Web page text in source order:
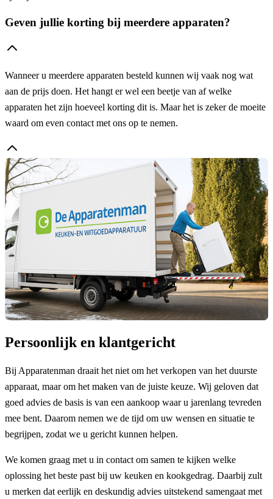
Geven jullie korting bij meerdere apparaten?
Wanneer u meerdere apparaten besteld kunnen wij vaak nog wat
aan de prijs doen. Het hangt er wel een beetje van af welke
apparaten het zijn hoeveel korting dit is. Maar het is zeker de moeite
waard om even contact met ons op te nemen.
Persoonlijk en klantgericht
Bij Apparatenman draait het niet om het verkopen van het duurste
apparaat, maar om het maken van de juiste keuze. Wij geloven dat
goed advies de basis is van een aankoop waar u jarenlang tevreden
mee bent. Daarom nemen we de tijd om uw wensen en situatie te
begrijpen, zodat we u gericht kunnen helpen.
We komen graag met u in contact om samen te kijken welke
oplossing het beste past bij uw keuken en kookgedrag. Daarbij zult
u merken dat eerlijk en deskundig advies uitstekend samengaat met